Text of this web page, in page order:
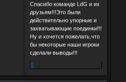
Спасибо команде LdG и их
друзьям!!!Это были
действительно упорные и
захватывающие поединки!!!
Ну и хочется пожелать,что
бы некоторые наши игроки
сделали выводы!!!
0